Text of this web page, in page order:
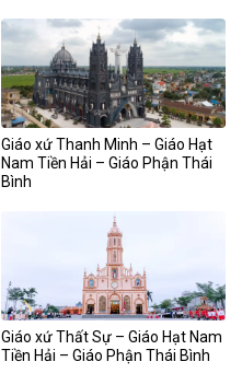
Giáo xứ Thanh Minh – Giáo Hạt
Nam Tiền Hải – Giáo Phận Thái
Bình
Giáo xứ Thất Sự – Giáo Hạt Nam
Tiền Hải – Giáo Phận Thái Bình